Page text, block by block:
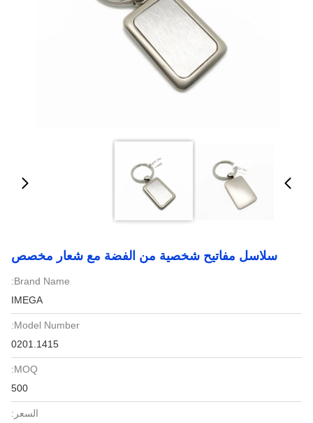
سلاسل مفاتيح شخصية من الفضة مع شعار مخصص
Brand Name:
IMEGA
Model Number:
0201.1415
MOQ:
500
السعر: